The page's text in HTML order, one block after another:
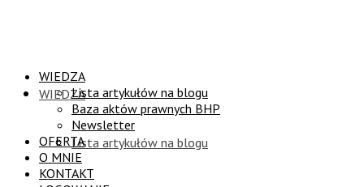
WIEDZA
Lista artykułów na blogu
WIEDZA
Lista artykułów na blogu
Baza aktów prawnych BHP
Newsletter
OFERTA
O MNIE
KONTAKT